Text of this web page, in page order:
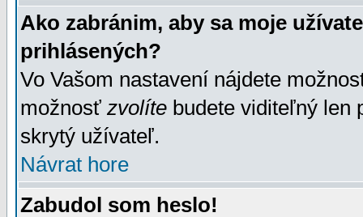
Ako zabránim, aby sa moje
prihlásených?
Vo Vašom nastavení nájdete
možnosť zvolíte budete viditeľný len
skrytý užívateľ.
Návrat hore
Zabudol som heslo!